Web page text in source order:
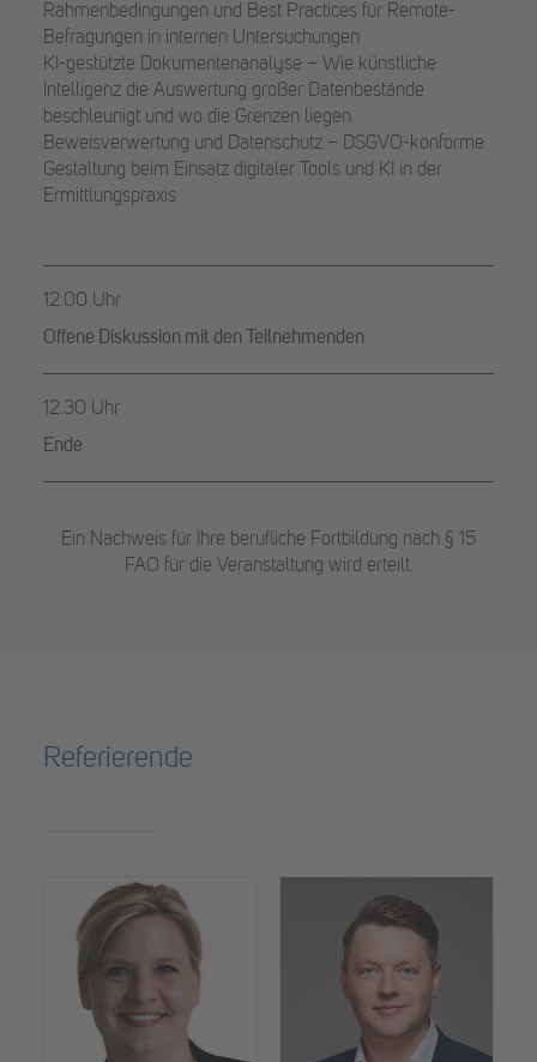
Rahmenbedingungen und Best Practices für Remote-
Befragungen in internen Untersuchungen
KI-gestützte Dokumentenanalyse – Wie künstliche
Intelligenz die Auswertung großer Datenbestände
beschleunigt und wo die Grenzen liegen
Beweisverwertung und Datenschutz – DSGVO-konforme
Gestaltung beim Einsatz digitaler Tools und KI in der
Ermittlungspraxis
12.00 Uhr
Offene Diskussion mit den Teilnehmenden
12.30 Uhr
Ende
Ein Nachweis für Ihre berufliche Fortbildung nach § 15
FAO für die Veranstaltung wird erteilt.
Referierende